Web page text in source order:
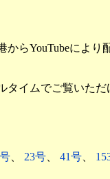
らYouTubeにより
タイムでご覧いただ
、 23号、 41号、